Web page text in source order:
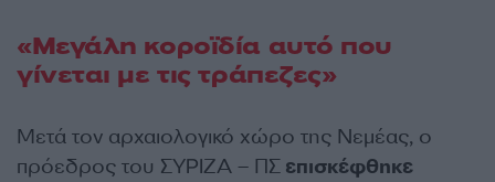
«Μεγάλη κοροϊδία αυτό που
γίνεται με τις τράπεζες»
Μετά τον αρχαιολογικό χώρο της Νεμέας, ο
πρόεδρος του ΣΥΡΙΖΑ – ΠΣ επισκέφθηκε